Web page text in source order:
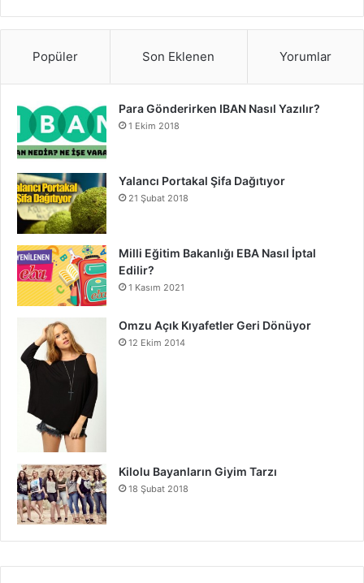
Popüler Son Eklenen Yorumlar
Para Gönderirken IBAN Nasıl Yazılır?
1 Ekim 2018
Yalancı Portakal Şifa Dağıtıyor
21 Şubat 2018
Milli Eğitim Bakanlığı EBA Nasıl İptal
Edilir?
1 Kasım 2021
Omzu Açık Kıyafetler Geri Dönüyor
12 Ekim 2014
Kilolu Bayanların Giyim Tarzı
18 Şubat 2018